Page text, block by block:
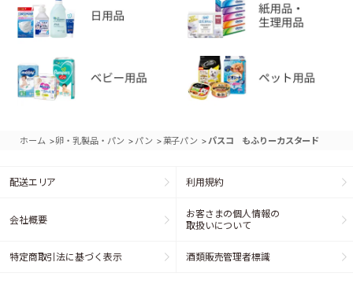
ホーム >卵・乳製品・パン > パン >菓子パン > パスコ もふりーカスタード
配送エリア 利用規約
会社概要
お客さまの個人情報の
取扱いについて
特定商取引法に基づく表示 酒類販売管理者標識